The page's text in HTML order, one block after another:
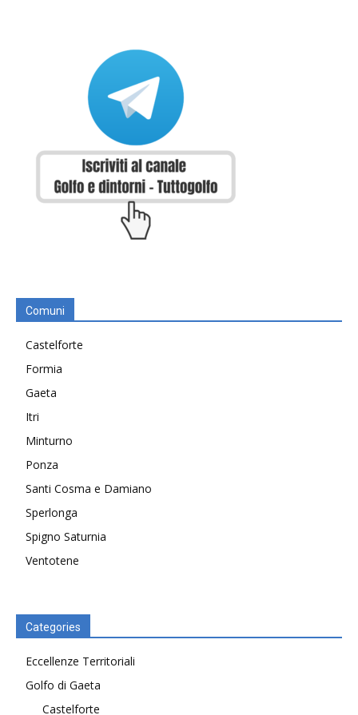
Comuni
Castelforte
Formia
Gaeta
Itri
Minturno
Ponza
Santi Cosma e Damiano
Sperlonga
Spigno Saturnia
Ventotene
Categories
Eccellenze Territoriali
Golfo di Gaeta
Castelforte